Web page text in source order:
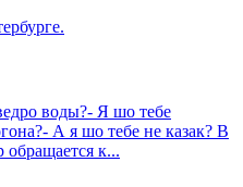
воды?- Я шо тебе
А я шо тебе не казак? В
обращается к...